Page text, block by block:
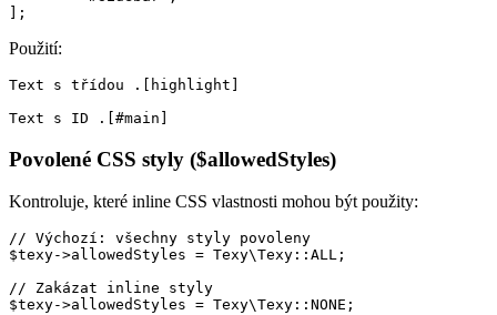
Použití:
Text s třídou .[highlight]
Povolené CSS styly ($allowedStyles)
Kontroluje, které inline CSS vlastnosti mohou být použity:
// Výchozí: všechny styly povoleny
$texy->allowedStyles = Texy\Texy::ALL;
// Zakázat inline styly
$texy->allowedStyles = Texy\Texy::NONE;